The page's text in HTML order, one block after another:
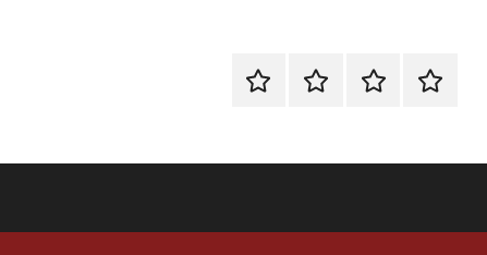
EspecialEnoturismoRanking